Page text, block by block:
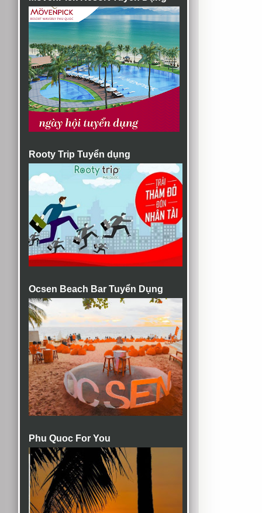
Rooty Trip Tuyển dụng
Ocsen Beach Bar Tuyển Dụng
Phu Quoc For You